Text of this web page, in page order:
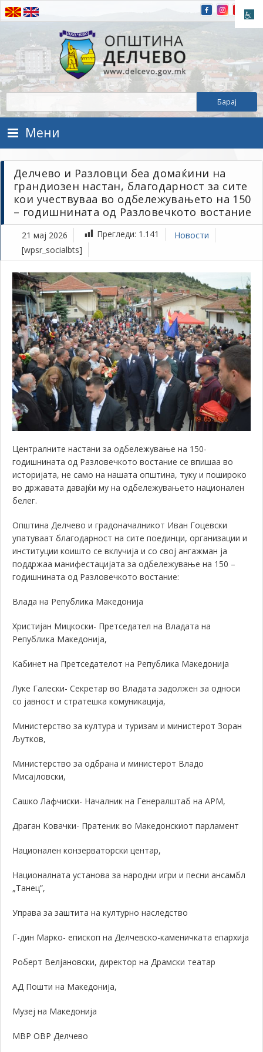
Прескокнете на содржината
Општина Делчево
Општина Делчево
Мени
Делчево и Разловци беа домаќини на
грандиозен настан, благодарност за сите
кои учествуваа во одбележувањето на 150
– годишнината од Разловечкото востание
21 мај 2026 Прегледи: 1.141
Новости
[wpsr_socialbts]
Централните настани за одбележување на 150-
годишнината од Разловечкото востание се впишаа во
историјата, не само на нашата општина, туку и пошироко
во државата давајќи му на одбележувањето национален
белег.
Општина Делчево и градоначалникот Иван Гоцевски
упатуваат благодарност на сите поединци, организации и
институции коишто се вклучија и со свој ангажман ја
поддржаа манифестацијата за одбележување на 150 –
годишнината од Разловечкото востание:
Влада на Република Македонија
Христијан Мицкоски- Претседател на Владата на
Република Македонија,
Кабинет на Претседателот на Република Македонија
Луке Галески- Секретар во Владата задолжен за односи
со јавност и стратешка комуникација,
Министерство за култура и туризам и министерот Зоран
Љутков,
Министерство за одбрана и министерот Владо
Мисајловски,
Сашко Лафчиски- Началник на Генералштаб на АРМ,
Драган Ковачки- Пратеник во Македонскиот парламент
Национален конзерваторски центар,
Националната установа за народни игри и песни ансамбл
„Танец”,
Управа за заштита на културно наследство
Г-дин Марко- епископ на Делчевско-каменичката епархија
Роберт Велјановски, директор на Драмски театар
АД Пошти на Македонија,
Музеј на Македонија
МВР ОВР Делчево